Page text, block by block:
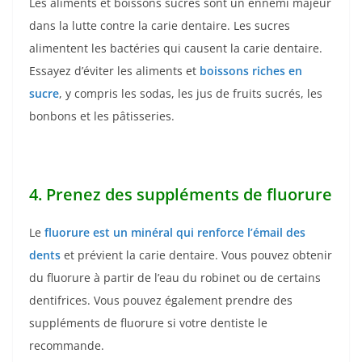
dans la lutte contre la carie dentaire. Les sucres
alimentent les bactéries qui causent la carie dentaire.
Essayez d’éviter les aliments et boissons riches en
sucre, y compris les sodas, les jus de fruits sucrés, les
bonbons et les pâtisseries.
4. Prenez des suppléments de fluorure
Le fluorure est un minéral qui renforce l’émail des
dents et prévient la carie dentaire. Vous pouvez obtenir
du fluorure à partir de l’eau du robinet ou de certains
dentifrices. Vous pouvez également prendre des
suppléments de fluorure si votre dentiste le
recommande.